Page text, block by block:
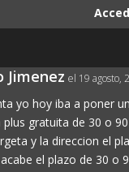
Jimenez el 19 agosto,
yo hoy iba a poner
gratuita de 30 o
y la direccion el
el plazo de 30 o